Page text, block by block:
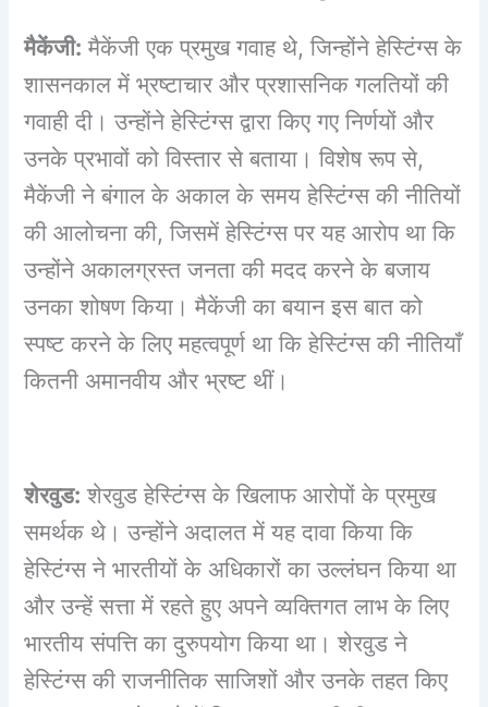
मैकेंजी: मैकेंजी एक प्रमुख गवाह थे, जिन्होंने हेस्टिंग्स के
शासनकाल में भ्रष्टाचार और प्रशासनिक गलतियों की
गवाही दी। उन्होंने हेस्टिंग्स द्वारा किए गए निर्णयों और
उनके प्रभावों को विस्तार से बताया। विशेष रूप से,
मैकेंजी ने बंगाल के अकाल के समय हेस्टिंग्स की नीतियों
की आलोचना की, जिसमें हेस्टिंग्स पर यह आरोप था कि
उन्होंने अकालग्रस्त जनता की मदद करने के बजाय
उनका शोषण किया। मैकेंजी का बयान इस बात को
स्पष्ट करने के लिए महत्वपूर्ण था कि हेस्टिंग्स की नीतियाँ
कितनी अमानवीय और भ्रष्ट थीं।
शेरवुड: शेरवुड हेस्टिंग्स के खिलाफ आरोपों के प्रमुख
समर्थक थे। उन्होंने अदालत में यह दावा किया कि
हेस्टिंग्स ने भारतीयों के अधिकारों का उल्लंघन किया था
और उन्हें सत्ता में रहते हुए अपने व्यक्तिगत लाभ के लिए
भारतीय संपत्ति का दुरुपयोग किया था। शेरवुड ने
हेस्टिंग्स की राजनीतिक साजिशों और उनके तहत किए